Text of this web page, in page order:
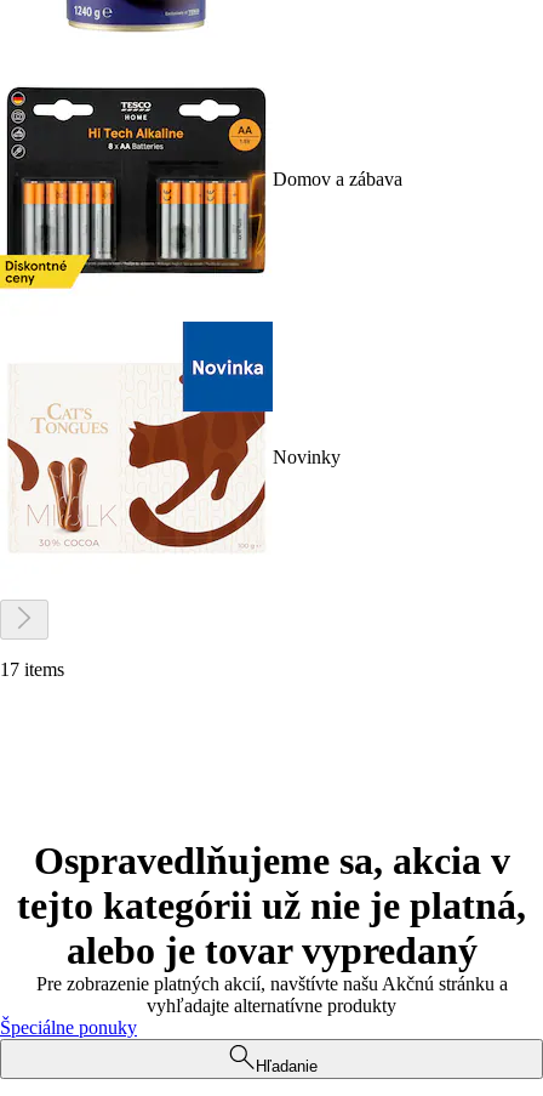
Domov a zábava
Novinky
17 items
Ospravedlňujeme sa, akcia v
tejto kategórii už nie je platná,
alebo je tovar vypredaný
Pre zobrazenie platných akcií, navštívte našu Akčnú stránku a
vyhľadajte alternatívne produkty
Špeciálne ponuky
Hľadanie